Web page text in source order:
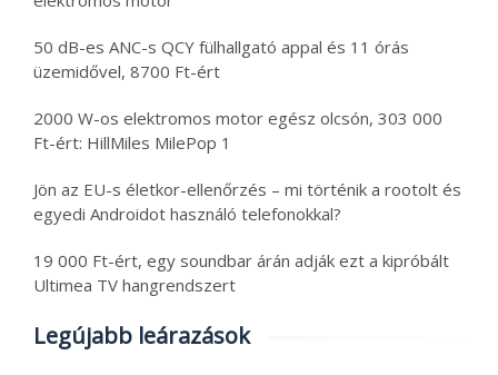
50 dB-es ANC-s QCY fülhallgató appal és 11 órás
üzemidővel, 8700 Ft-ért
2000 W-os elektromos motor egész olcsón, 303 000
Ft-ért: HillMiles MilePop 1
Jön az EU-s életkor-ellenőrzés – mi történik a rootolt és
egyedi Androidot használó telefonokkal?
19 000 Ft-ért, egy soundbar árán adják ezt a kipróbált
Ultimea TV hangrendszert
Legújabb leárazások